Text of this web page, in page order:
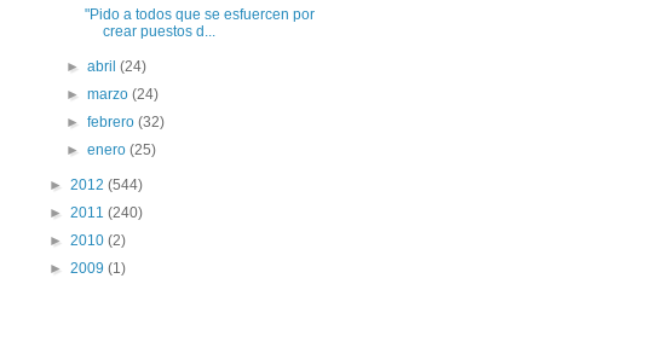
"Pido a todos que se esfuercen por
crear puestos d...
►abril(24)
►marzo(24)
►febrero(32)
►enero(25)
► 2012 (544)
► 2011 (240)
► 2010 (2)
► 2009 (1)